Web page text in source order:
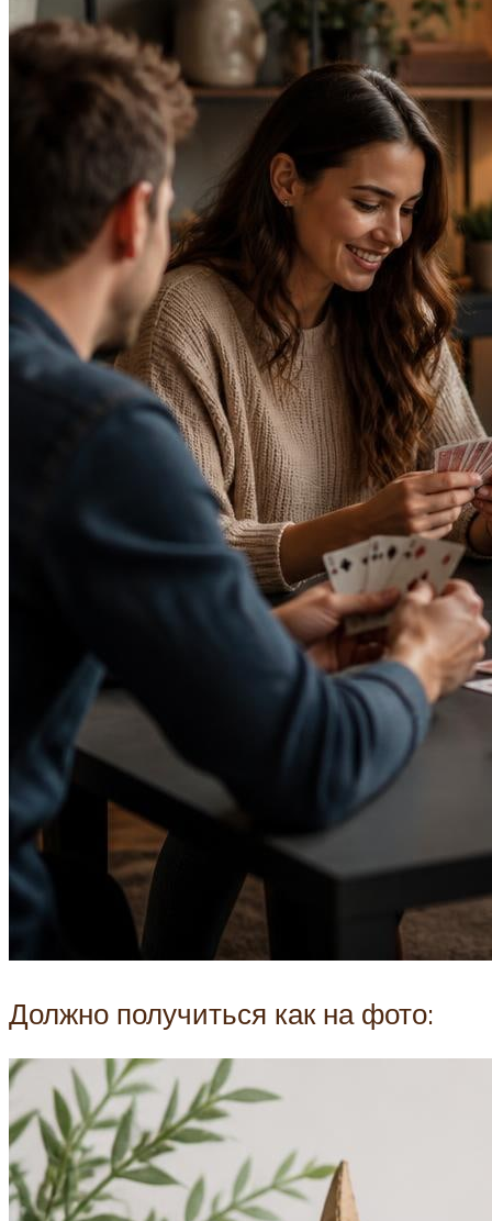
Должно получиться как на фото: